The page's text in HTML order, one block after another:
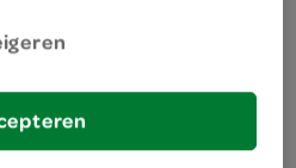
kleurstof: